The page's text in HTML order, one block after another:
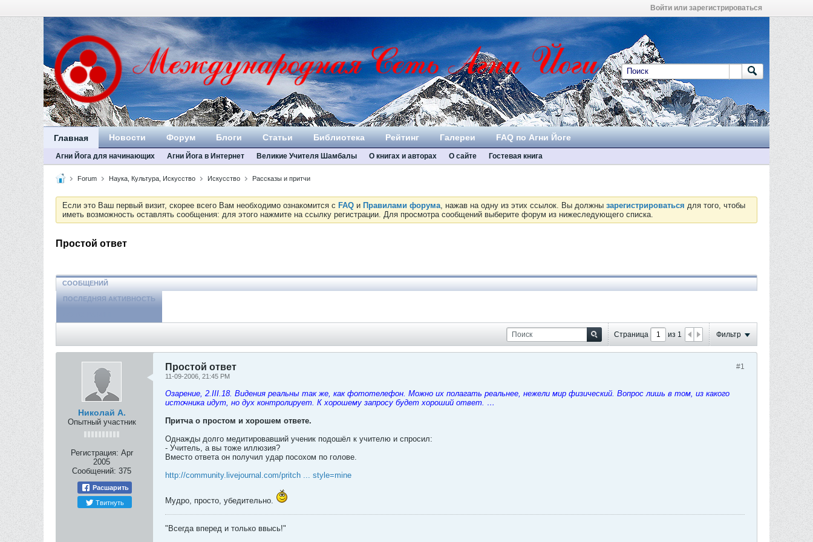
Войти или зарегистрироваться
Главная Новости Форум Блоги Статьи Библиотека Рейтинг Галереи FAQ по Агни Йоге
Агни Йога для начинающих Агни Йога в Интернет Великие Учителя Шамбалы О книгах и авторах О сайте Гостевая книга
Forum Наука, Культура, Искусство Искусство Рассказы и притчи
Если это Ваш первый визит, скорее всего Вам необходимо ознакомится с FAQ и Правилами форума, нажав на одну из этих ссылок. Вы должны зарегистрироваться для того, чтобы
иметь возможность оставлять сообщения: для этого нажмите на ссылку регистрации. Для просмотра сообщений выберите форум из нижеследующего списка.
Простой ответ
СООБЩЕНИЙ
ПОСЛЕДНЯЯ АКТИВНОСТЬ
Страница из 1 Фильтр
Николай А.
Опытный участник
Регистрация: Apr
2005
Сообщений: 375
Расшарить
Твитнуть
#1
Простой ответ
11-09-2006, 21:45 PM
Озарение, 2.III.18. Видения реальны так же, как фототелефон. Можно их полагать реальнее, нежели мир физический. Вопрос лишь в том, из какого
источника идут, но дух контролирует. К хорошему запросу будет хороший ответ. …
Притча о простом и хорошем ответе.
Однажды долго медитировавший ученик подошёл к учителю и спросил:
- Учитель, а вы тоже иллюзия?
Вместо ответа он получил удар посохом по голове.
http://community.livejournal.com/pritch ... style=mine
Мудро, просто, убедительно.
"Всегда вперед и только ввысь!"